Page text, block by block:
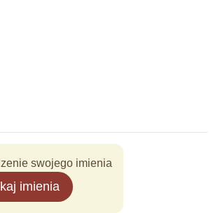
swojego imienia
imienia